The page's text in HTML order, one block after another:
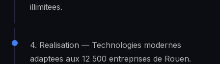
illimitees.
4. Realisation — Technologies modernes
adaptees aux 12 500 entreprises de Rouen.